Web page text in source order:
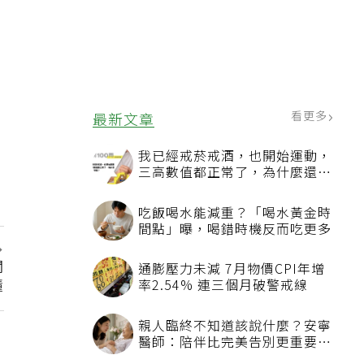
最新文章 看更多
我已經戒菸戒酒，也開始運動，
三高數值都正常了，為什麼還不
吃飯喝水能減重？「喝水黃金時
間點」曝，喝錯時機反而吃更多
通膨壓力未減 7月物價CPI年增
率2.54% 連三個月破警戒線
親人臨終不知道該說什麼？安寧